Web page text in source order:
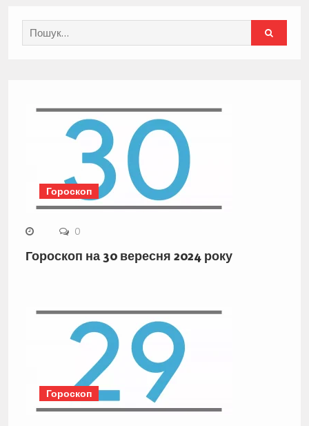
Search
for:
Гороскоп
0
Гороскоп на 30 вересня 2024 року
Гороскоп